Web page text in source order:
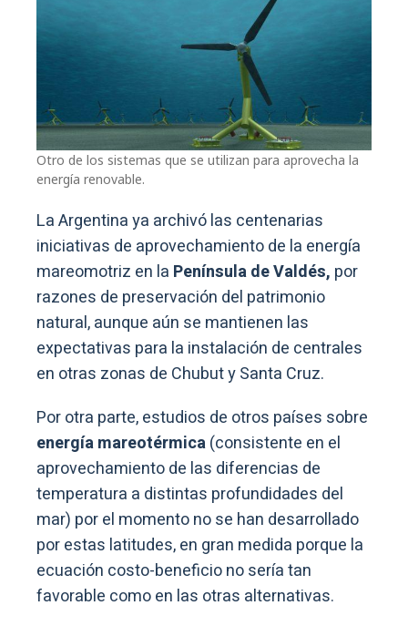
Otro de los sistemas que se utilizan para aprovecha la
energía renovable.
La Argentina ya archivó las centenarias
iniciativas de aprovechamiento de la energía
mareomotriz en la Península de Valdés, por
razones de preservación del patrimonio
natural, aunque aún se mantienen las
expectativas para la instalación de centrales
en otras zonas de Chubut y Santa Cruz.
Por otra parte, estudios de otros países sobre
energía mareotérmica(consistente en el
aprovechamiento de las diferencias de
temperatura a distintas profundidades del
mar) por el momento no se han desarrollado
por estas latitudes, en gran medida porque la
ecuación costo-beneficio no sería tan
favorable como en las otras alternativas.